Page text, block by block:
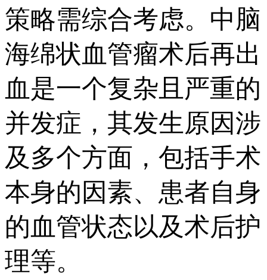
策略需综合考虑。中脑
海绵状血管瘤术后再出
血是一个复杂且严重的
并发症，其发生原因涉
及多个方面，包括手术
本身的因素、患者自身
的血管状态以及术后护
理等。